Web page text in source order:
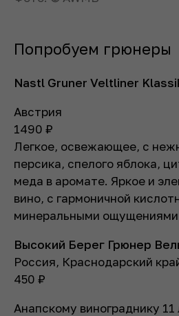
Попробуем грюнеры
Nastl Gruner Veltliner
Австрия
1490 ₽
Легкое, освежающее, с
персика, спелого яблока,
меда в аромате. Яркое и
вино, с гармоничной
минеральными
Высокий Берег Грюнер
Россия, Краснодарский
450 ₽
Анапскому винограднику